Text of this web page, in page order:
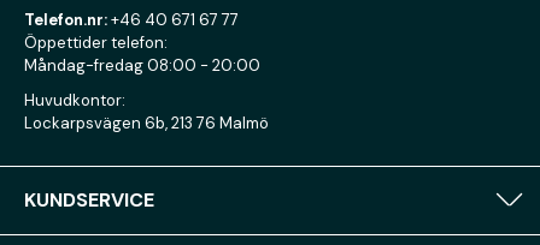
Telefon.nr:+46 40 671 67 77
Öppettider telefon:
Måndag-fredag 08:00 - 20:00
Huvudkontor:
Lockarpsvägen 6b, 213 76 Malmö
KUNDSERVICE